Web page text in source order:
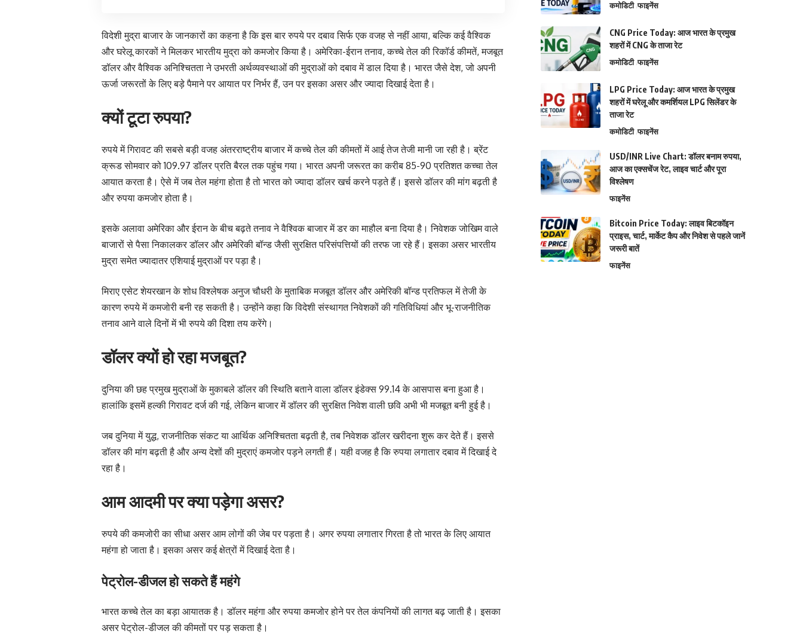
विदेशी मुद्रा बाजार के जानकारों का कहना है कि इस बार रुपये पर दबाव सिर्फ एक वजह से नहीं आया, बल्कि कई वैश्विक
और घरेलू कारकों ने मिलकर भारतीय मुद्रा को कमजोर किया है। अमेरिका-ईरान तनाव, कच्चे तेल की रिकॉर्ड कीमतें, मजबूत
डॉलर और वैश्विक अनिश्चितता ने उभरती अर्थव्यवस्थाओं की मुद्राओं को दबाव में डाल दिया है। भारत जैसे देश, जो अपनी
ऊर्जा जरूरतों के लिए बड़े पैमाने पर आयात पर निर्भर हैं, उन पर इसका असर और ज्यादा दिखाई देता है।
क्यों टूटा रुपया?
रुपये में गिरावट की सबसे बड़ी वजह अंतरराष्ट्रीय बाजार में कच्चे तेल की कीमतों में आई तेज तेजी मानी जा रही है। ब्रेंट
क्रूड सोमवार को 109.97 डॉलर प्रति बैरल तक पहुंच गया। भारत अपनी जरूरत का करीब 85-90 प्रतिशत कच्चा तेल
आयात करता है। ऐसे में जब तेल महंगा होता है तो भारत को ज्यादा डॉलर खर्च करने पड़ते हैं। इससे डॉलर की मांग बढ़ती है
और रुपया कमजोर होता है।
इसके अलावा अमेरिका और ईरान के बीच बढ़ते तनाव ने वैश्विक बाजार में डर का माहौल बना दिया है। निवेशक जोखिम वाले
बाजारों से पैसा निकालकर डॉलर और अमेरिकी बॉन्ड जैसी सुरक्षित परिसंपत्तियों की तरफ जा रहे हैं। इसका असर भारतीय
मुद्रा समेत ज्यादातर एशियाई मुद्राओं पर पड़ा है।
मिराए एसेट शेयरखान के शोध विश्लेषक अनुज चौधरी के मुताबिक मजबूत डॉलर और अमेरिकी बॉन्ड प्रतिफल में तेजी के
कारण रुपये में कमजोरी बनी रह सकती है। उन्होंने कहा कि विदेशी संस्थागत निवेशकों की गतिविधियां और भू-राजनीतिक
तनाव आने वाले दिनों में भी रुपये की दिशा तय करेंगे।
डॉलर क्यों हो रहा मजबूत?
दुनिया की छह प्रमुख मुद्राओं के मुकाबले डॉलर की स्थिति बताने वाला डॉलर इंडेक्स 99.14 के आसपास बना हुआ है।
हालांकि इसमें हल्की गिरावट दर्ज की गई, लेकिन बाजार में डॉलर की सुरक्षित निवेश वाली छवि अभी भी मजबूत बनी हुई है।
जब दुनिया में युद्ध, राजनीतिक संकट या आर्थिक अनिश्चितता बढ़ती है, तब निवेशक डॉलर खरीदना शुरू कर देते हैं। इससे
डॉलर की मांग बढ़ती है और अन्य देशों की मुद्राएं कमजोर पड़ने लगती हैं। यही वजह है कि रुपया लगातार दबाव में दिखाई दे
रहा है।
आम आदमी पर क्या पड़ेगा असर?
रुपये की कमजोरी का सीधा असर आम लोगों की जेब पर पड़ता है। अगर रुपया लगातार गिरता है तो भारत के लिए आयात
महंगा हो जाता है। इसका असर कई क्षेत्रों में दिखाई देता है।
पेट्रोल-डीजल हो सकते हैं महंगे
भारत कच्चे तेल का बड़ा आयातक है। डॉलर महंगा और रुपया कमजोर होने पर तेल कंपनियों की लागत बढ़ जाती है। इसका
असर पेट्रोल-डीजल की कीमतों पर पड़ सकता है।
कमोडिटी फाइनेंस
CNG Price Today: आज भारत के प्रमुख
शहरों में CNG के ताजा रेट
कमोडिटी फाइनेंस
LPG Price Today: आज भारत के प्रमुख
शहरों में घरेलू और कमर्शियल LPG सिलेंडर के
ताजा रेट
कमोडिटी फाइनेंस
USD/INR Live Chart: डॉलर बनाम रुपया,
आज का एक्सचेंज रेट, लाइव चार्ट और पूरा
विश्लेषण
फाइनेंस
Bitcoin Price Today: लाइव बिटकॉइन
प्राइस, चार्ट, मार्केट कैप और निवेश से पहले जानें
जरूरी बातें
फाइनेंस